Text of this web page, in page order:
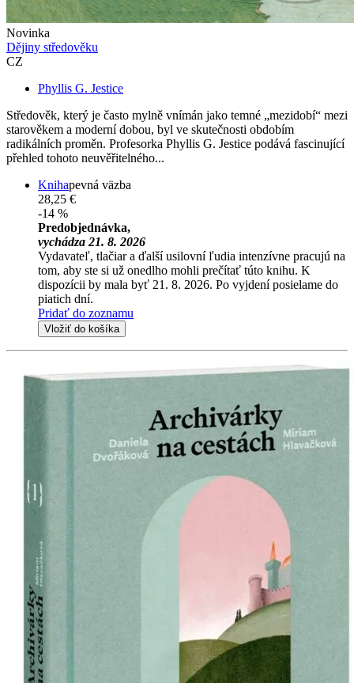
Novinka
Dějiny středověku
CZ
Phyllis G. Jestice
Středověk, který je často mylně vnímán jako temné „mezidobí“ mezi
starověkem a moderní dobou, byl ve skutečnosti obdobím
radikálních proměn. Profesorka Phyllis G. Jestice podává fascinující
přehled tohoto neuvěřitelného...
Knihapevná väzba
28,25 €
-14 %
Predobjednávka,
vychádza 21. 8. 2026
Vydavateľ, tlačiar a ďalší usilovní ľudia intenzívne pracujú na
tom, aby ste si už onedlho mohli prečítať túto knihu. K
dispozícii by mala byť 21. 8. 2026. Po vyjdení posielame do
piatich dní.
Pridať do zoznamu
Vložiť do košíka